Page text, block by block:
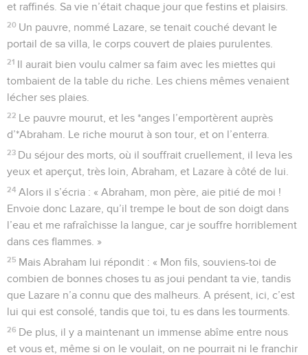
et raffinés. Sa vie n’était chaque jour que festins et plaisirs.
20 Un pauvre, nommé Lazare, se tenait couché devant le
portail de sa villa, le corps couvert de plaies purulentes.
21 Il aurait bien voulu calmer sa faim avec les miettes qui
tombaient de la table du riche. Les chiens mêmes venaient
lécher ses plaies.
22 Le pauvre mourut, et les *anges l’emportèrent auprès
d’*Abraham. Le riche mourut à son tour, et on l’enterra.
23 Du séjour des morts, où il souffrait cruellement, il leva les
yeux et aperçut, très loin, Abraham, et Lazare à côté de lui.
24 Alors il s’écria : « Abraham, mon père, aie pitié de moi !
Envoie donc Lazare, qu’il trempe le bout de son doigt dans
l’eau et me rafraîchisse la langue, car je souffre horriblement
dans ces flammes. »
25 Mais Abraham lui répondit : « Mon fils, souviens-toi de
combien de bonnes choses tu as joui pendant ta vie, tandis
que Lazare n’a connu que des malheurs. A présent, ici, c’est
lui qui est consolé, tandis que toi, tu es dans les tourments.
26 De plus, il y a maintenant un immense abîme entre nous
et vous et, même si on le voulait, on ne pourrait ni le franchir